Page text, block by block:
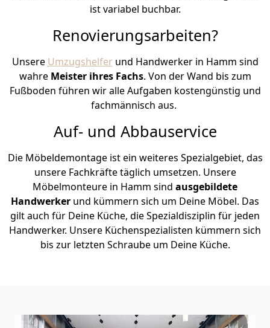
ist variabel buchbar.
Renovierungsarbeiten?
Unsere Umzugshelferund Handwerker in Hamm sind
wahre Meister ihres Fachs. Von der Wand bis zum
Fußboden führen wir alle Aufgaben kostengünstig und
fachmännisch aus.
Auf- und Abbauservice
Die Möbeldemontage ist ein weiteres Spezialgebiet, das
unsere Fachkräfte täglich umsetzen. Unsere
Möbelmonteure in Hamm sind ausgebildete
Handwerker und kümmern sich um Deine Möbel. Das
gilt auch für Deine Küche, die Spezialdisziplin für jeden
Handwerker. Unsere Küchenspezialisten kümmern sich
bis zur letzten Schraube um Deine Küche.